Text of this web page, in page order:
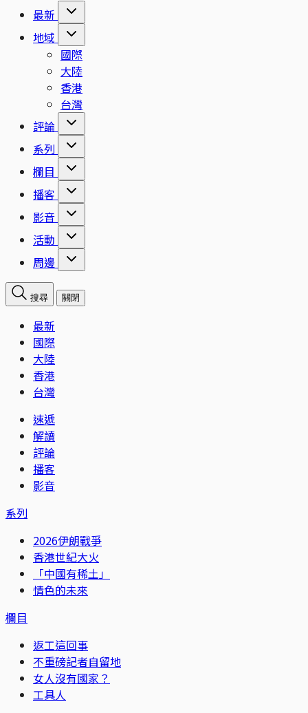
最新
地域
國際
大陸
香港
台灣
評論
系列
欄目
播客
影音
活動
周邊
搜尋 關閉
最新
國際
大陸
香港
台灣
速遞
解讀
評論
播客
影音
系列
2026伊朗戰爭
香港世紀大火
「中國有稀土」
情色的未來
欄目
返工這回事
不重磅記者自留地
女人沒有國家？
工具人